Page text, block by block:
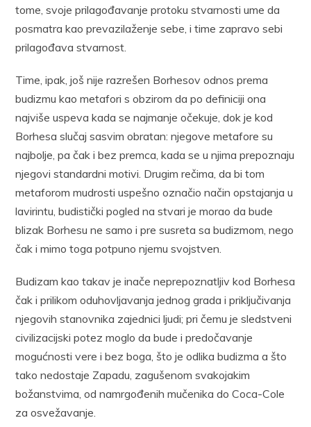
tome, svoje prilagođavanje protoku stvarnosti ume da
posmatra kao prevazilaženje sebe, i time zapravo sebi
prilagođava stvarnost.
Time, ipak, još nije razrešen Borhesov odnos prema
budizmu kao metafori s obzirom da po definiciji ona
najviše uspeva kada se najmanje očekuje, dok je kod
Borhesa slučaj sasvim obratan: njegove metafore su
najbolje, pa čak i bez premca, kada se u njima prepoznaju
njegovi standardni motivi. Drugim rečima, da bi tom
metaforom mudrosti uspešno označio način opstajanja u
lavirintu, budistički pogled na stvari je morao da bude
blizak Borhesu ne samo i pre susreta sa budizmom, nego
čak i mimo toga potpuno njemu svojstven.
Budizam kao takav je inače neprepoznatljiv kod Borhesa
čak i prilikom oduhovljavanja jednog grada i priključivanja
njegovih stanovnika zajednici ljudi; pri čemu je sledstveni
civilizacijski potez moglo da bude i predočavanje
mogućnosti vere i bez boga, što je odlika budizma a što
tako nedostaje Zapadu, zagušenom svakojakim
božanstvima, od namrgođenih mučenika do Coca-Cole
za osvežavanje.